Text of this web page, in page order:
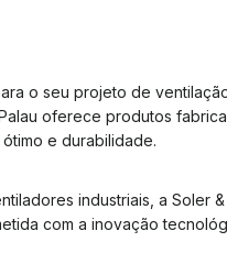
o seu projeto de
oferece produtos
e durabilidade.
industriais, a Soler &
com a inovação